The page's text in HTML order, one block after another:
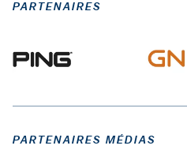
PARTENAIRES
PARTENAIRES MÉDIAS